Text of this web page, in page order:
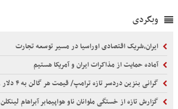
وبگردی
ایران،شریک اقتصادی اوراسیا در مسیر توسعه تجارت
آماده حمایت از مذاکرات ایران و آمریکا هستیم
گرانی بنزین دردسر تازه ترامپ/ قیمت هر گالن به ۴ دلار رسید
گزارش تازه از خستگی ملوانان ناو هواپیمابر آبراهام لینکلن